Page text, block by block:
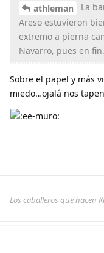
athleman
La
Areso estuvieron
extremo a pierna
Navarro, pues en
Sobre el papel y más
miedo…ojalá nos
Los caballeros que hacen